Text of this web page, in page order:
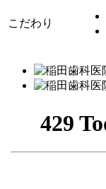
こだわり